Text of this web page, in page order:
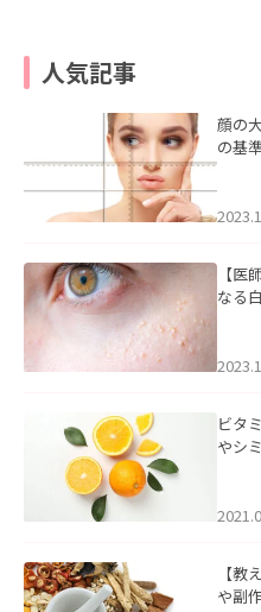
人気記事
顔の
の基
【医
なる
ビタ
やシ
【教
や副